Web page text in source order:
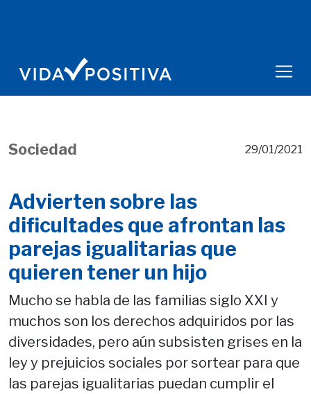
Sociedad 29/01/2021
Advierten sobre las
dificultades que afrontan las
parejas igualitarias que
quieren tener un hijo
Mucho se habla de las familias siglo XXI y
muchos son los derechos adquiridos por las
diversidades, pero aún subsisten grises en la
ley y prejuicios sociales por sortear para que
las parejas igualitarias puedan cumplir el